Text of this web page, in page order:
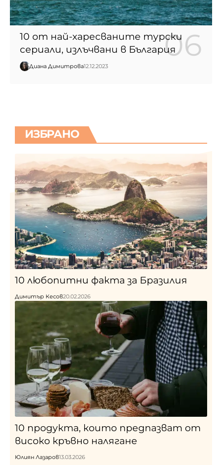
10 от най-харесваните турски
сериали, излъчвани в България
Диана Димитрова12.12.2023
ИЗБРАНО
10 любопитни факта за Бразилия
Димитър Кесов20.02.2026
10 продукта, които предпазват от
високо кръвно налягане
Юлиян Лазаров13.03.2026